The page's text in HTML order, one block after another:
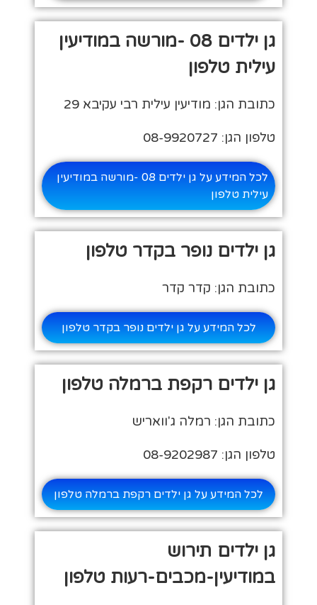
גן ילדים 08 -מורשה במודיעין
עילית טלפון
כתובת הגן: מודיעין עילית רבי עקיבא 29
טלפון הגן: 08-9920727
לכל המידע על גן ילדים 08 -מורשה במודיעין
עילית טלפון
גן ילדים נופר בקדר טלפון
כתובת הגן: קדר קדר
לכל המידע על גן ילדים נופר בקדר טלפון
גן ילדים רקפת ברמלה טלפון
כתובת הגן: רמלה ג'וואריש
טלפון הגן: 08-9202987
לכל המידע על גן ילדים רקפת ברמלה טלפון
גן ילדים תירוש
במודיעין-מכבים-רעות טלפון